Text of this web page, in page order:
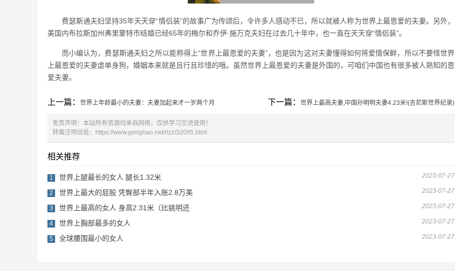
费瑟斯通夫妇坚持35年天天穿“情侣装”的故事广为传颂后，令许多人感动不已，所以就被人称为世界上最恩爱的夫妻。另外，
美国内布拉斯加州弗里蒙特市结婚已经65年的梅尔和乔伊·施万克夫妇在过去几十年中，也一直在天天穿“情侣装”。
而小编认为，费瑟斯通夫妇之所以能称得上“世界上最恩爱的夫妻”，也是因为这对夫妻懂得如何将爱情保鲜，所以不要怪世界
上最恩爱的夫妻虐单身狗，婚姻本来就是且行且珍惜的哦。虽然世界上最恩爱的夫妻是外国的，可咱们中国也有很多被人熟知的恩
爱夫妻。
上一篇： 世界上年龄最小的夫妻：夫妻加起来才一岁两个月 下一篇： 世界上最高夫妻,中国孙明明夫妻4.23米!(吉尼斯世界纪录)
免责声明：本站所有资源均来自网络，仅供学习交流使用！
转载注明出处：
https://www.genghao.net/rlzz/32095.html
相关推荐
2023-07-27
1 世界上腿最长的女人 腿长1.32米
2023-07-27
2 世界上最大的屁股 凭臀部半年入账2.8万美
2023-07-27
3 世界上最高的女人 身高2.31米（比姚明还
2023-07-27
4 世界上胸部最多的女人
2023-07-27
5 全球腰围最小的女人